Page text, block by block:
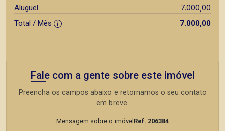
Aluguel 7.000,00
Total / Mês 7.000,00
Fale com a gente sobre este imóvel
Preencha os campos abaixo e retornamos o seu contato
em breve.
Mensagem sobre o imóvel Ref. 206384